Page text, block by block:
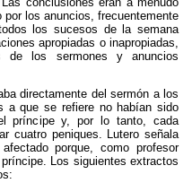
los anuncios, frecuentemente
los sucesos de la semana
apropiadas o inapropiadas,
de los sermones y anuncios
directamente del sermón a los
a que se refiere no habían sido
príncipe y, por lo tanto, cada
cuatro peniques. Lutero señala
porque, como profesor
Los siguientes extractos